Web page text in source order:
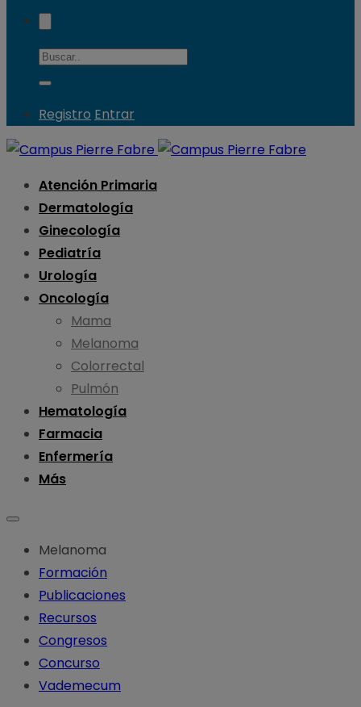
Registro Entrar
Atención Primaria
Dermatología
Ginecología
Pediatría
Urología
Oncología
Mama
Melanoma
Colorrectal
Pulmón
Hematología
Farmacia
Enfermería
Más
Melanoma
Formación
Publicaciones
Recursos
Congresos
Concurso
Vademecum